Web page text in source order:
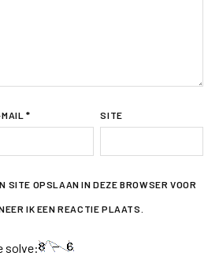
* SITE
SITE OPSLAAN IN DEZE BROWSER VOOR
IK EEN REACTIE PLAATS.
solve: